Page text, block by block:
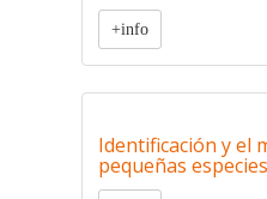
+info
Identificación y el
pequeñas especies